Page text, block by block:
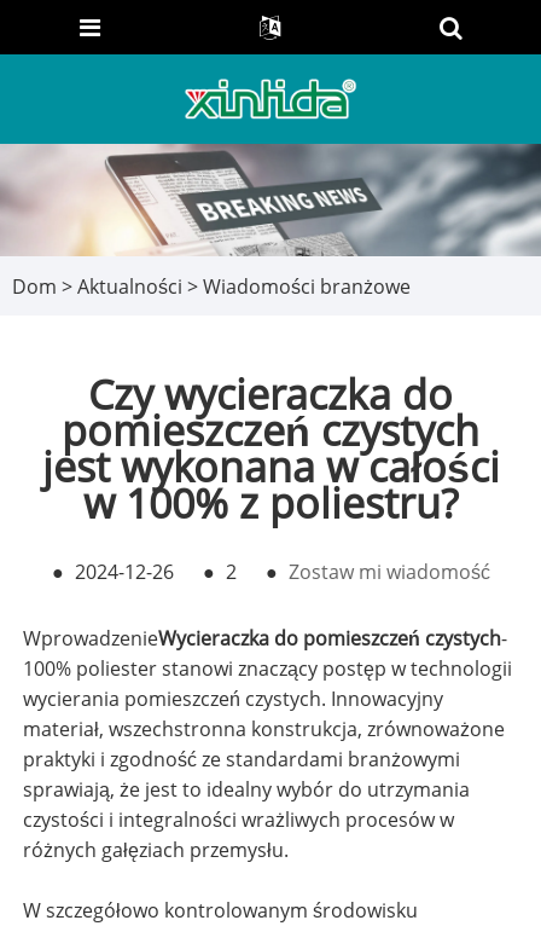
Dom >Aktualności >Wiadomości branżowe
Czy wycieraczka do
pomieszczeń czystych
jest wykonana w całości
w 100% z poliestru?
● 2024-12-26 ● 2 ● Zostaw mi wiadomość
WprowadzenieWycieraczka do pomieszczeń czystych-
100% poliester stanowi znaczący postęp w technologii
wycierania pomieszczeń czystych. Innowacyjny
materiał, wszechstronna konstrukcja, zrównoważone
praktyki i zgodność ze standardami branżowymi
sprawiają, że jest to idealny wybór do utrzymania
czystości i integralności wrażliwych procesów w
różnych gałęziach przemysłu.
W szczegółowo kontrolowanym środowisku